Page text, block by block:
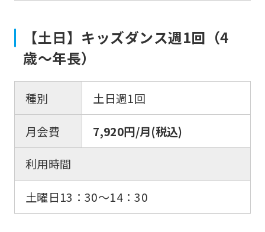
【土日】キッズダンス週1回（4
歳〜年長）
種別
土日週1回
月会費
7,920円/月(税込)
利用時間
土曜日13：30〜14：30